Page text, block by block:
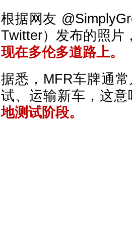
根据网友
Twitter）发布的照片，
现在多伦多道路上。
据悉，MFR车牌通
试、运输新车，这意
地测试阶段。